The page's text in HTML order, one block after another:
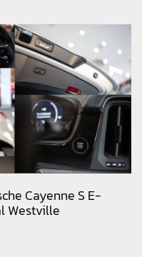
Cayenne S E-
Westville